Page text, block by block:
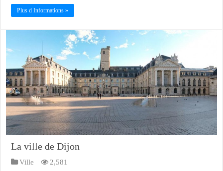
Plus d Informations »
La ville de Dijon
Ville 2,581